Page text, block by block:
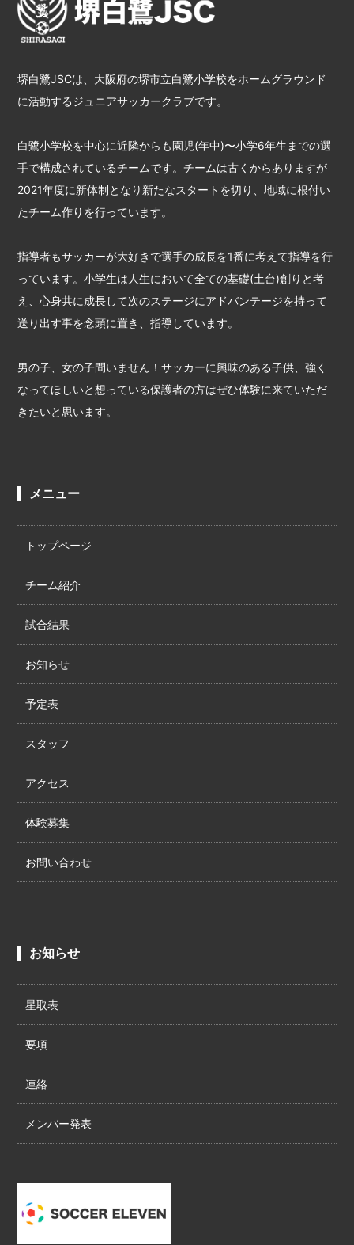
堺白鷺JSCは、大阪府の堺市立白鷺小学校をホームグラウンド
に活動するジュニアサッカークラブです。
白鷺小学校を中心に近隣からも園児(年中)〜小学6年生までの選
手で構成されているチームです。チームは古くからありますが
2021年度に新体制となり新たなスタートを切り、地域に根付い
たチーム作りを行っています。
指導者もサッカーが大好きで選手の成長を1番に考えて指導を行
っています。小学生は人生において全ての基礎(土台)創りと考
え、心身共に成長して次のステージにアドバンテージを持って
送り出す事を念頭に置き、指導しています。
男の子、女の子問いません！サッカーに興味のある子供、強く
なってほしいと想っている保護者の方はぜひ体験に来ていただ
きたいと思います。
メニュー
トップページ
チーム紹介
試合結果
お知らせ
予定表
スタッフ
アクセス
体験募集
お問い合わせ
お知らせ
星取表
要項
連絡
メンバー発表